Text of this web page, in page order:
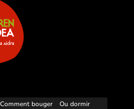
Comment bouger
Ou dormir